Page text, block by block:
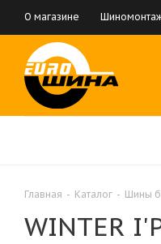
О магазине
Главная - Каталог - Шины
WINTER